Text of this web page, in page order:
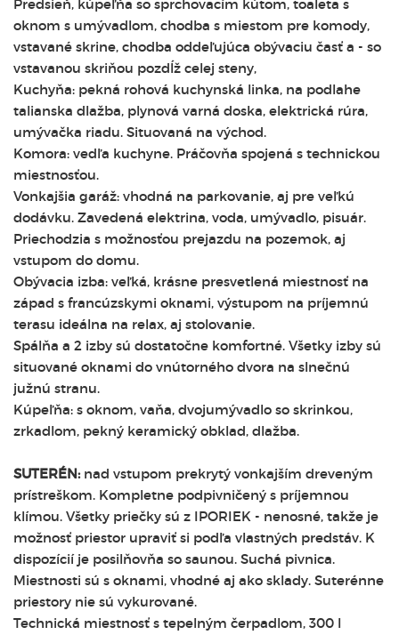
Predsieň, kúpeľňa so sprchovacím kútom, toaleta s
oknom s umývadlom, chodba s miestom pre komody,
vstavané skrine, chodba oddeľujúca obývaciu časť a - so
vstavanou skriňou pozdĺž celej steny,
Kuchyňa: pekná rohová kuchynská linka, na podlahe
talianska dlažba, plynová varná doska, elektrická rúra,
umývačka riadu. Situovaná na východ.
Komora: vedľa kuchyne. Práčovňa spojená s technickou
miestnosťou.
Vonkajšia garáž: vhodná na parkovanie, aj pre veľkú
dodávku. Zavedená elektrina, voda, umývadlo, pisuár.
Priechodzia s možnosťou prejazdu na pozemok, aj
vstupom do domu.
Obývacia izba: veľká, krásne presvetlená miestnosť na
západ s francúzskymi oknami, výstupom na príjemnú
terasu ideálna na relax, aj stolovanie.
Spálňa a 2 izby sú dostatočne komfortné. Všetky izby sú
situované oknami do vnútorného dvora na slnečnú
južnú stranu.
Kúpeľňa: s oknom, vaňa, dvojumývadlo so skrinkou,
zrkadlom, pekný keramický obklad, dlažba.
SUTERÉN:nad vstupom prekrytý vonkajším dreveným
prístreškom. Kompletne podpivničený s príjemnou
klímou. Všetky priečky sú z IPORIEK - nenosné, takže je
možnosť priestor upraviť si podľa vlastných predstáv. K
dispozícií je posilňovňa so saunou. Suchá pivnica.
Miestnosti sú s oknami, vhodné aj ako sklady. Suterénne
priestory nie sú vykurované.
Technická miestnosť s tepelným čerpadlom, 300 l